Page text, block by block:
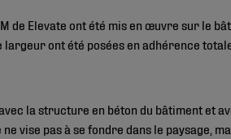
de Elevate ont été mis en œuvre sur le
ont été posées en adhérence
la structure en béton du bâtiment et
vise pas à se fondre dans le paysage,